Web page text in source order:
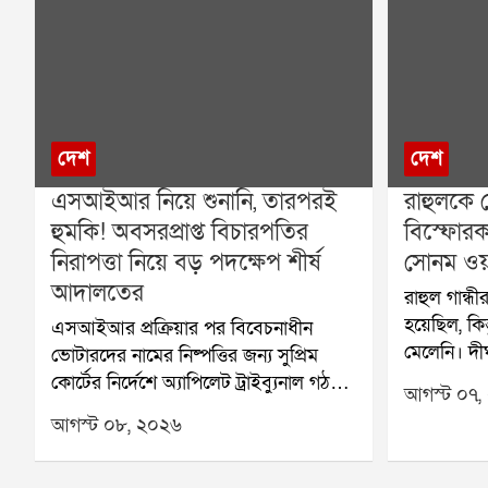
দেশ
এসআইআর নিয়ে শুনানি, তারপরই
হুমকি! অবসরপ্রাপ্ত বিচারপতির
নিরাপত্তা নিয়ে বড় পদক্ষেপ শীর্ষ
আদালতের
এসআইআর প্রক্রিয়ার পর বিবেচনাধীন
ভোটারদের নামের নিষ্পত্তির জন্য সুপ্রিম
কোর্টের নির্দেশে অ্যাপিলেট ট্রাইব্যুনাল গঠন
করা হয়েছে। সেই ট্রাইব্যুনালের দায়িত্বে থাকা
এক অবসরপ্রাপ্ত বিচারপতির নিরাপত্তা নিয়ে
এবার প্রশ্ন উঠল। হুমকি, পথ দুর্ঘটনা এবং
আগস্ট ০৮, ২০২৬
দেশ
রাহুলকে
সোনম
রাহুল
হয়েছিল,
মেলেনি।
এবার
আগস্ট ০৭,